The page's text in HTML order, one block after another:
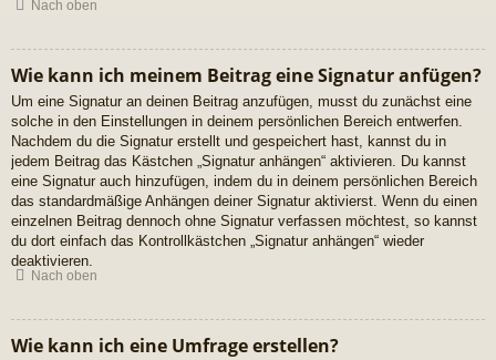
Nach oben
Wie kann ich meinem Beitrag eine Signatur anfügen?
Um eine Signatur an deinen Beitrag anzufügen, musst du zunächst eine
solche in den Einstellungen in deinem persönlichen Bereich entwerfen.
Nachdem du die Signatur erstellt und gespeichert hast, kannst du in
jedem Beitrag das Kästchen „Signatur anhängen“ aktivieren. Du kannst
eine Signatur auch hinzufügen, indem du in deinem persönlichen Bereich
das standardmäßige Anhängen deiner Signatur aktivierst. Wenn du einen
einzelnen Beitrag dennoch ohne Signatur verfassen möchtest, so kannst
du dort einfach das Kontrollkästchen „Signatur anhängen“ wieder
deaktivieren.
Nach oben
Wie kann ich eine Umfrage erstellen?